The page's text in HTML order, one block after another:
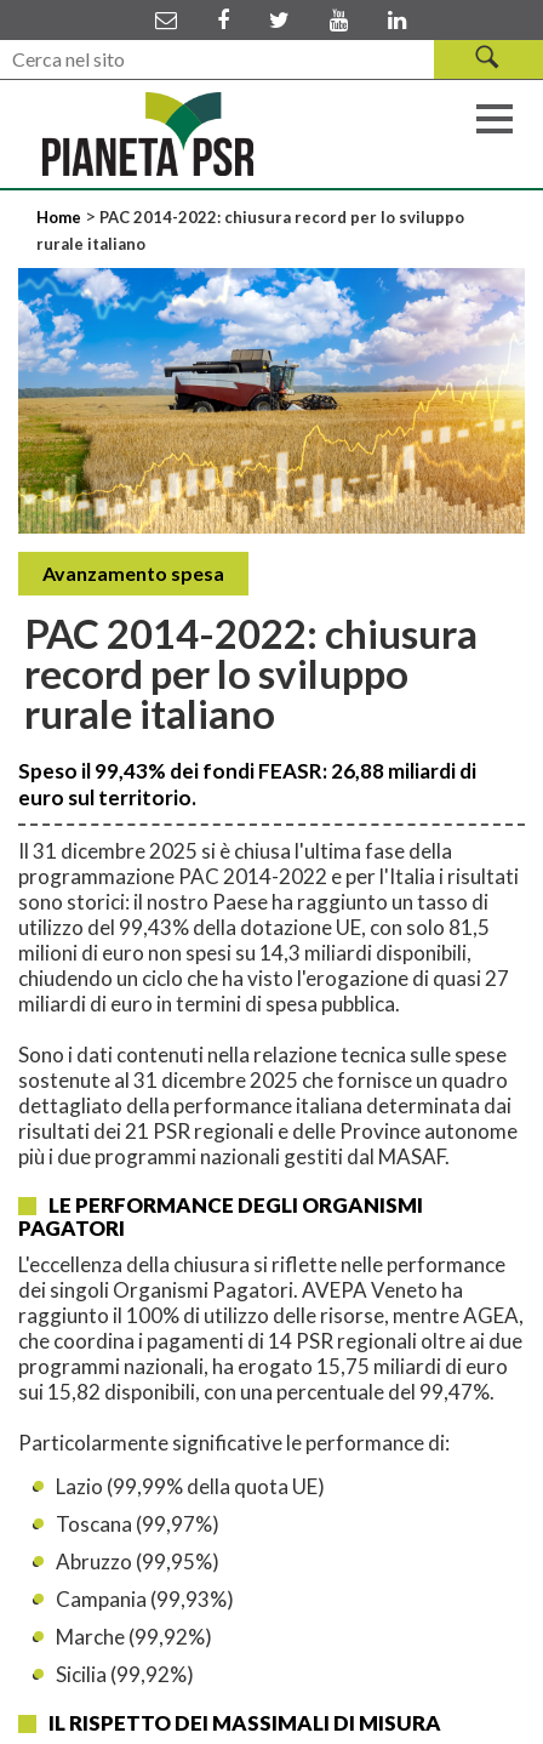
Home > PAC 2014-2022: chiusura record per lo sviluppo
rurale italiano
Avanzamento spesa
PAC 2014-2022: chiusura
record per lo sviluppo
rurale italiano
Speso il 99,43% dei fondi FEASR: 26,88 miliardi di
euro sul territorio.
Il 31 dicembre 2025 si è chiusa l'ultima fase della
programmazione PAC 2014-2022 e per l'Italia i risultati
sono storici: il nostro Paese ha raggiunto un tasso di
utilizzo del 99,43% della dotazione UE, con solo 81,5
milioni di euro non spesi su 14,3 miliardi disponibili,
chiudendo un ciclo che ha visto l'erogazione di quasi 27
miliardi di euro in termini di spesa pubblica.
Sono i dati contenuti nella relazione tecnica sulle spese
sostenute al 31 dicembre 2025 che fornisce un quadro
dettagliato della performance italiana determinata dai
risultati dei 21 PSR regionali e delle Province autonome
più i due programmi nazionali gestiti dal MASAF.
LE PERFORMANCE DEGLI ORGANISMI
PAGATORI
L'eccellenza della chiusura si riflette nelle performance
dei singoli Organismi Pagatori. AVEPA Veneto ha
raggiunto il 100% di utilizzo delle risorse, mentre AGEA,
che coordina i pagamenti di 14 PSR regionali oltre ai due
programmi nazionali, ha erogato 15,75 miliardi di euro
sui 15,82 disponibili, con una percentuale del 99,47%.
Particolarmente significative le performance di:
Lazio (99,99% della quota UE)
Toscana (99,97%)
Abruzzo (99,95%)
Campania (99,93%)
Marche (99,92%)
Sicilia (99,92%)
IL RISPETTO DEI MASSIMALI DI MISURA